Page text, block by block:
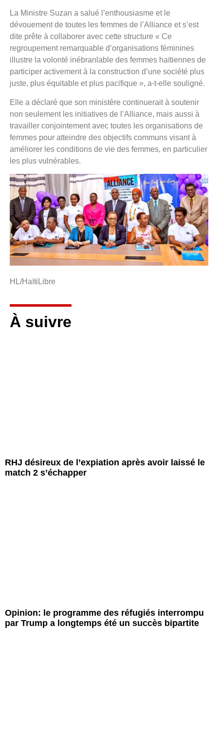
La Ministre Suzan a salué l’enthousiasme et le
dévouement de toutes les femmes de l’Alliance et s’est
dite prête à collaborer avec cette structure « Ce
regroupement remarquable d’organisations féminines
illustre la volonté inébranlable des femmes haïtiennes de
participer activement à la construction d’une société plus
juste, plus équitable et plus pacifique », a-t-elle souligné.
Elle a déclaré que son ministère continuerait à soutenir
non seulement les initiatives de l’Alliance, mais aussi à
travailler conjointement avec toutes les organisations de
femmes pour atteindre des objectifs communs visant à
améliorer les conditions de vie des femmes, en particulier
les plus vulnérables.
HL/HaïtiLibre
À suivre
RHJ désireux de l’expiation après avoir laissé le
match 2 s’échapper
Opinion: le programme des réfugiés interrompu
par Trump a longtemps été un succès bipartite